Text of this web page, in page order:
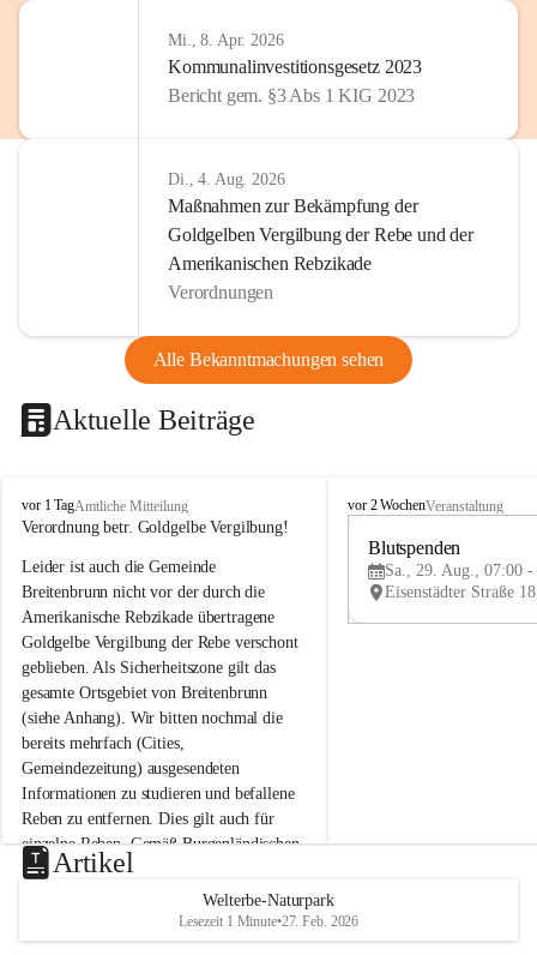
Mi., 8. Apr. 2026
Kommunalinvestitionsgesetz 2023
Bericht gem. §3 Abs 1 KIG 2023
Di., 4. Aug. 2026
Maßnahmen zur Bekämpfung der
Goldgelben Vergilbung der Rebe und der
Amerikanischen Rebzikade
Verordnungen
Alle Bekanntmachungen sehen
Aktuelle Beiträge
B
r
i
t
e
n
b
r
u
n
n
a
m
N
e
u
s
d
vor 1 TagAmtliche Mitteilung
Verordnung betr. Goldgelbe Vergilbung!
Leider ist auch die Gemeinde
Breitenbrunn nicht vor der durch die
Amerikanische Rebzikade übertragene
Goldgelbe Vergilbung der Rebe verschont
geblieben. Als Sicherheitszone gilt das
gesamte Ortsgebiet von Breitenbrunn
(siehe Anhang). Wir bitten nochmal die
bereits mehrfach (Cities,
Gemeindezeitung) ausgesendeten
Informationen zu studieren und befallene
Reben zu entfernen. Dies gilt auch für
einzelne Reben. Gemäß Burgenländischen
Weinbaugesetz sind nicht gepflegte oder
unzulässige Weingärten zu roden! Bitte
helfen wir zusammen um unsere Winzer
vor den prognostizierten Ernteausfällen
B
e
u
e
d
vor 2 WochenVeranstaltung
Blutspenden
Sa., 29. Aug., 07:00 -
Artikel
Welterbe-Naturpark
Lesezeit 1 Minute•27. Feb. 2026